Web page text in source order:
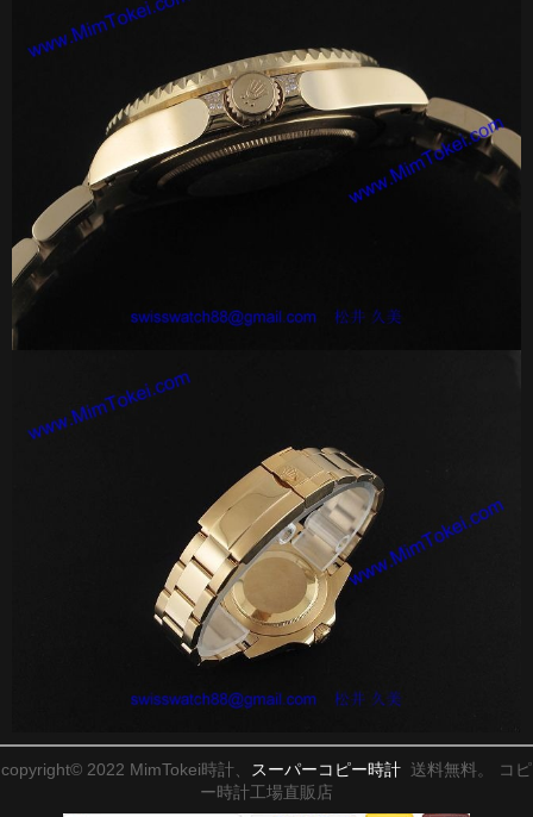
copyright© 2022 MimTokei時計、 スーパーコピー時計 送料無料。 コピ
ー時計工場直販店